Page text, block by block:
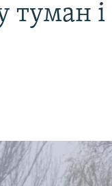
туман і